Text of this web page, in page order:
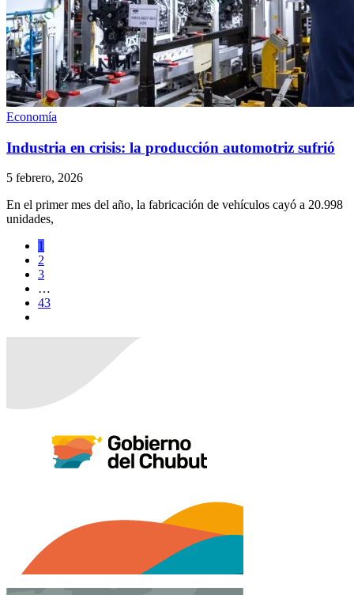
Economía
Industria en crisis: la producción automotriz sufrió
5 febrero, 2026
En el primer mes del año, la fabricación de vehículos cayó a 20.998
unidades,
1
2
3
…
43